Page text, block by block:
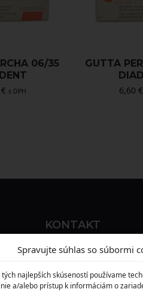
Spravujte súhlas so súbormi
najlepších skúseností používame
a/alebo prístup k informáciám o
06/35
€ s DPH
GUTTA
6,60€
KONTAKT
MAXILO DENTAL, s.
917 05 Trnava